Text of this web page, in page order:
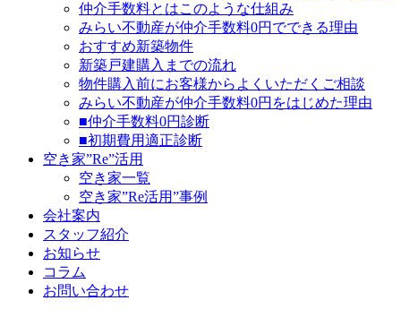
仲介手数料とはこのような仕組み
みらい不動産が仲介手数料0円でできる理由
おすすめ新築物件
新築戸建購入までの流れ
物件購入前にお客様からよくいただくご相談
みらい不動産が仲介手数料0円をはじめた理由
■仲介手数料0円診断
■初期費用適正診断
空き家”Re”活用
空き家一覧
空き家”Re活用”事例
会社案内
スタッフ紹介
お知らせ
コラム
お問い合わせ